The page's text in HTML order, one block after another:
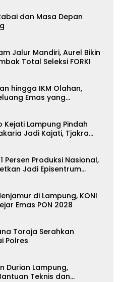
dan Masa Depan
Jalur Mandiri, Aurel Bikin
Total Seleksi FORKI
hingga IKM Olahan,
Emas yang
Lampung Pindah
Jadi Kajati, Tjakra
Persen Produksi Nasional,
Jadi Episentrum
di Lampung, KONI
Emas PON 2028
Toraja Serahkan
Polres
Durian Lampung,
Teknis dan